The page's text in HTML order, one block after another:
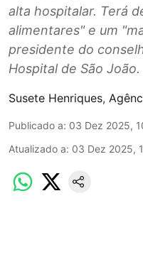
alta hospitalar. Terá
alimentares" e um
presidente do
Hospital de São João.
Susete Henriques,
Publicado a: 03 Dez 2025,
Atualizado a: 03 Dez 2025,